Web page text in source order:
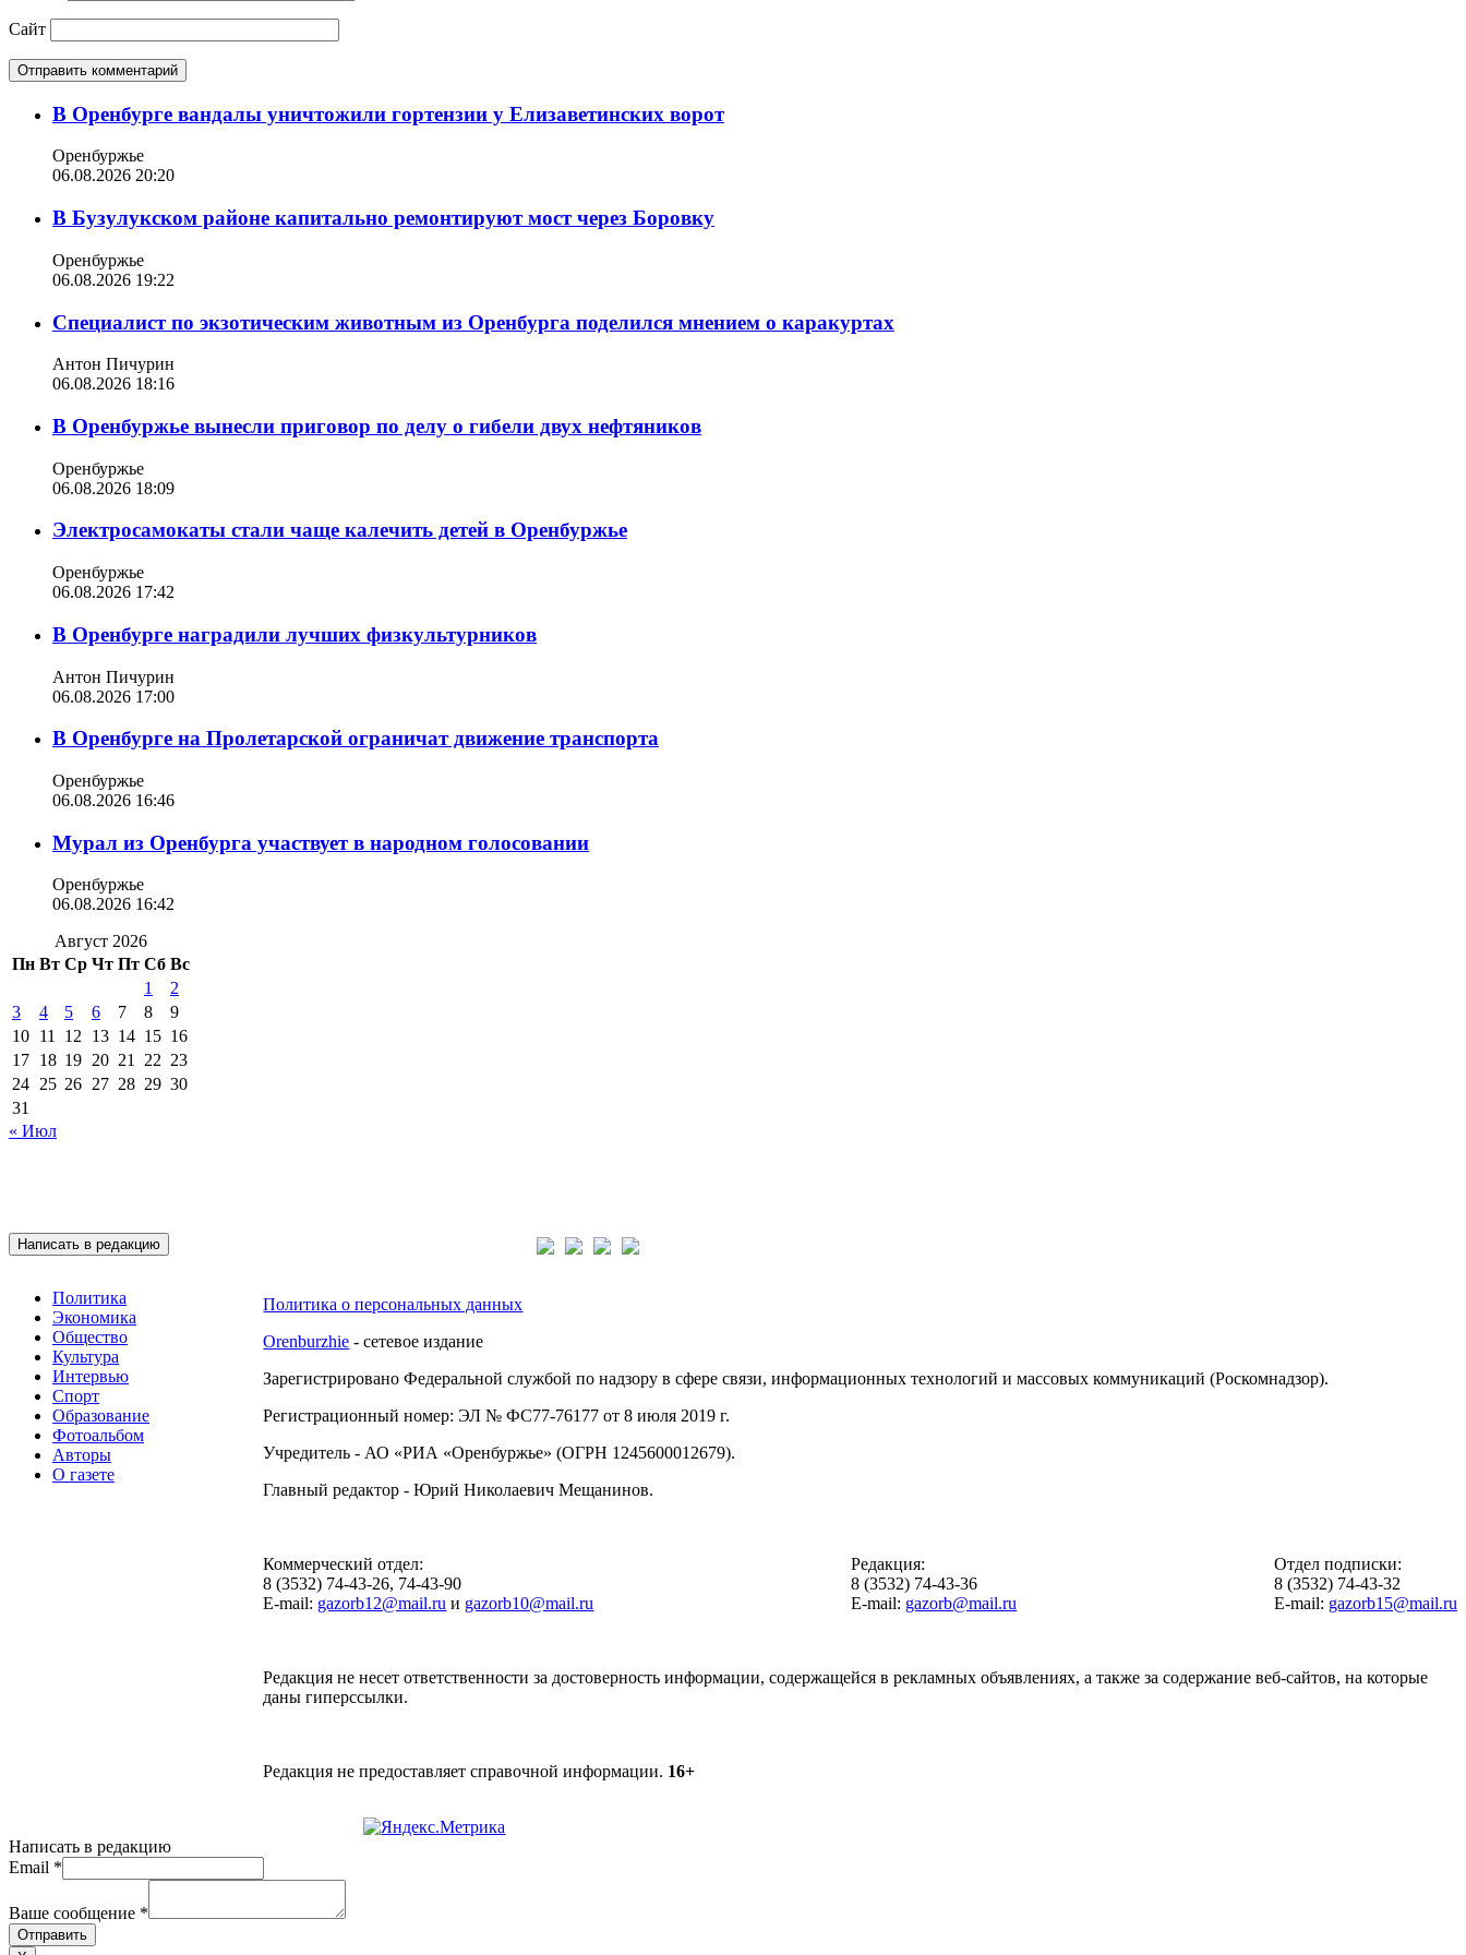
Сайт
В Оренбурге вандалы уничтожили гортензии у Елизаветинских ворот
Оренбуржье
06.08.2026 20:20
В Бузулукском районе капитально ремонтируют мост через Боровку
Оренбуржье
06.08.2026 19:22
Специалист по экзотическим животным из Оренбурга поделился мнением о каракуртах
Антон Пичурин
06.08.2026 18:16
В Оренбуржье вынесли приговор по делу о гибели двух нефтяников
Оренбуржье
06.08.2026 18:09
Электросамокаты стали чаще калечить детей в Оренбуржье
Оренбуржье
06.08.2026 17:42
В Оренбурге наградили лучших физкультурников
Антон Пичурин
06.08.2026 17:00
В Оренбурге на Пролетарской ограничат движение транспорта
Оренбуржье
06.08.2026 16:46
Мурал из Оренбурга участвует в народном голосовании
Оренбуржье
06.08.2026 16:42
Август 2026
Пн Вт Ср Чт Пт Сб Вс
1
2
3
4 5 6 7 8
9
10 11 12 13 14 15 16
17 18 19 20 21 22 23
24 25 26 27 28 29 30
31
« Июл
Написать в редакцию
Политика
Экономика
Общество
Культура
Интервью
Спорт
Образование
Фотоальбом
Авторы
О газете
Политика о персональных данных
Orenburzhie - сетевое издание
Зарегистрировано Федеральной службой по надзору в сфере связи, информационных технологий и массовых коммуникаций (Роскомнадзор).
Регистрационный номер: ЭЛ № ФС77-76177 от 8 июля 2019 г.
Учредитель - АО «РИА «Оренбуржье» (ОГРН 1245600012679).
Главный редактор - Юрий Николаевич Мещанинов.
Коммерческий отдел:
8 (3532) 74-43-26, 74-43-90
E-mail: gazorb12@mail.ru и gazorb10@mail.ru
Редакция:
8 (3532) 74-43-36
E-mail: gazorb@mail.ru
Отдел подписки:
8 (3532) 74-43-32
E-mail: gazorb15@mail.ru
Редакция не несет ответственности за достоверность информации, содержащейся в рекламных объявлениях, а также за содержание веб-сайтов, на которые
даны гиперссылки.
Редакция не предоставляет справочной информации. 16+
Написать в редакцию
Email *
Ваше сообщение *
Отправить